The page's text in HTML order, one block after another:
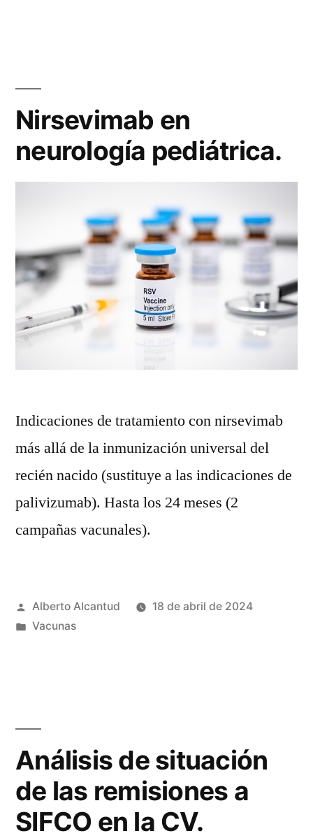
Nirsevimab en
neurología pediátrica.
Indicaciones de tratamiento con nirsevimab
más allá de la inmunización universal del
recién nacido (sustituye a las indicaciones de
palivizumab). Hasta los 24 meses (2
campañas vacunales).
Publicado
por
Alberto Alcantud
18 de abril de 2024
Publicado
Vacunas
Análisis de situación
de las remisiones a
SIFCO en la CV.